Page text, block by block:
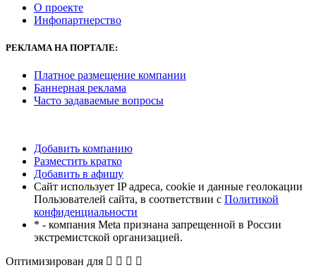
О проекте
Инфопартнерство
РЕКЛАМА НА ПОРТАЛЕ:
Платное размещение компании
Баннерная реклама
Часто задаваемые вопросы
Добавить компанию
Разместить кратко
Добавить в афишу
Сайт использует IP адреса, cookie и данные геолокации
Пользователей сайта, в соответствии с Политикой
конфиденциальности
* - компания Meta признана запрещенной в России
экстремистской организацией.
Оптимизирован для